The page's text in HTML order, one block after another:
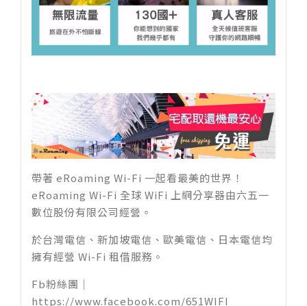
帶著 eRoaming Wi-Fi 一起看最美的世界！
eRoaming Wi-Fi 全球 WiFi 上網分享器由六五一
數位股份有限公司經營。
於台灣電信、新加坡電信、歐美電信、日本電信均
擁有經營 Wi-Fi 租借服務。
Fb粉絲團｜
https://www.facebook.com/651WIFI